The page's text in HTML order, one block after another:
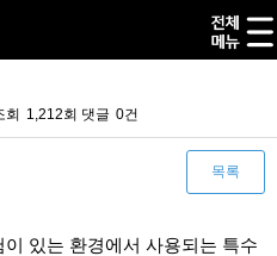
회 1,212회 댓글 0건
목록
있는 환경에서 사용되는 특수